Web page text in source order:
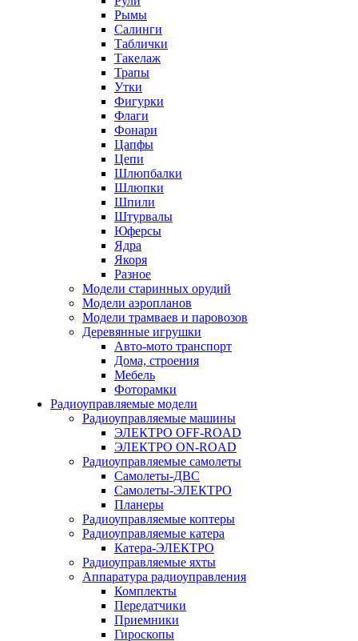
Рымы
Салинги
Таблички
Такелаж
Трапы
Утки
Фигурки
Флаги
Фонари
Цапфы
Цепи
Шлюпбалки
Шлюпки
Шпили
Штурвалы
Юферсы
Ядра
Якоря
Разное
Модели старинных орудий
Модели аэропланов
Модели трамваев и паровозов
Деревянные игрушки
Авто-мото транспорт
Дома, строения
Мебель
Фоторамки
Радиоуправляемые модели
Радиоуправляемые машины
ЭЛЕКТРО OFF-ROAD
ЭЛЕКТРО ON-ROAD
Радиоуправляемые самолеты
Самолеты-ДВС
Самолеты-ЭЛЕКТРО
Планеры
Радиоуправляемые коптеры
Радиоуправляемые катера
Катера-ЭЛЕКТРО
Радиоуправляемые яхты
Аппаратура радиоуправления
Комплекты
Передатчики
Приемники
Гироскопы